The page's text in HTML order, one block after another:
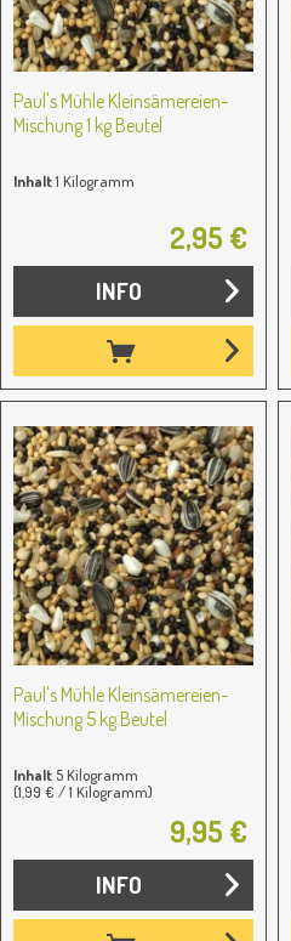
Paul's Mühle Kleinsämereien-
Mischung 1 kg Beutel
Inhalt1 Kilogramm
2,95 €
INFO
Paul's Mühle Kleinsämereien-
Mischung 5 kg Beutel
Inhalt 5 Kilogramm
(1,99 € / 1 Kilogramm)
9,95 €
INFO